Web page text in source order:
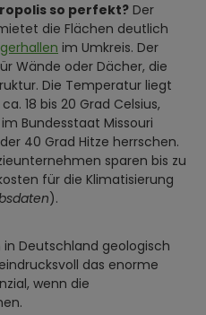
so perfekt?Der
die Flächen deutlich
im Umkreis. Der
Wände oder Dächer, die
Die Temperatur liegt
18 bis 20 Grad Celsius,
Bundesstaat Missouri
40 Grad Hitze herrschen.
sparen bis zu
für die Klimatisierung
).
in Deutschland geologisch
das enorme
wenn die